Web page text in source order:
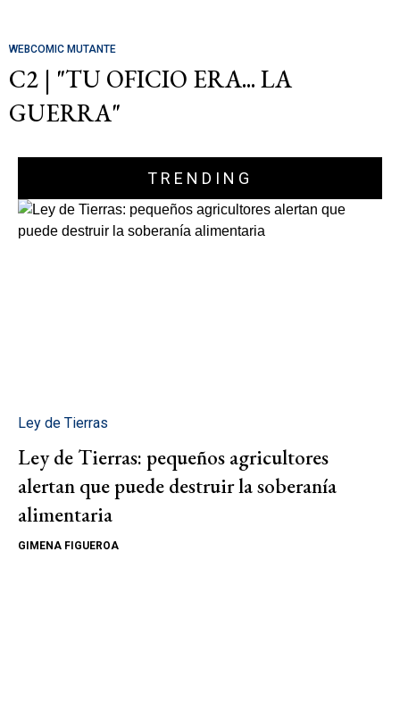
WEBCOMIC MUTANTE
C2 | "TU OFICIO ERA... LA
GUERRA"
TRENDING
Ley de Tierras
Ley de Tierras: pequeños agricultores
alertan que puede destruir la soberanía
alimentaria
GIMENA FIGUEROA